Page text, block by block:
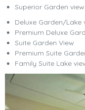
Superior Garden view
Deluxe Garden/Lake
Premium Deluxe
Suite Garden View
Premium Suite
Family Suite Lake